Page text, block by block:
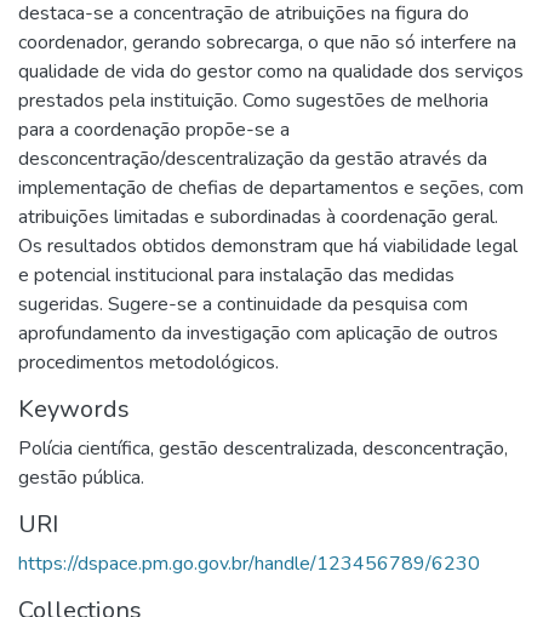
destaca-se a concentração de atribuições na figura do
coordenador, gerando sobrecarga, o que não só interfere na
qualidade de vida do gestor como na qualidade dos serviços
prestados pela instituição. Como sugestões de melhoria
para a coordenação propõe-se a
desconcentração/descentralização da gestão através da
implementação de chefias de departamentos e seções, com
atribuições limitadas e subordinadas à coordenação geral.
Os resultados obtidos demonstram que há viabilidade legal
e potencial institucional para instalação das medidas
sugeridas. Sugere-se a continuidade da pesquisa com
aprofundamento da investigação com aplicação de outros
procedimentos metodológicos.
Keywords
Polícia científica, gestão descentralizada, desconcentração,
gestão pública.
URI
https://dspace.pm.go.gov.br/handle/123456789/6230
Collections